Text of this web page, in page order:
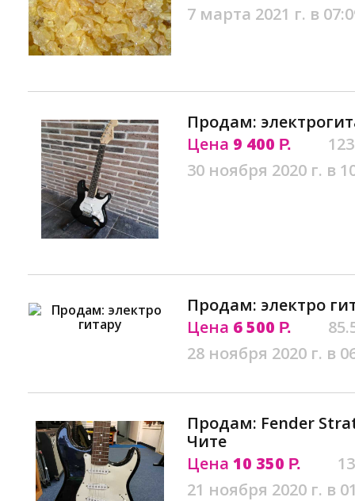
7 марта 2021 г. в
Продам:
Цена 9 400 Р.
30 ноября 2020 г. в
Продам: электро
Цена 6 500 Р.
28 ноября 2020 г. в
Продам: Fender
Чите
Цена 10 350 Р.
21 ноября 2020 г. в